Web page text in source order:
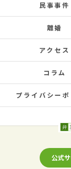
公式
民事事件
離婚
アクセス
コラム
プライバシーポ
© 2026 東京の大田区